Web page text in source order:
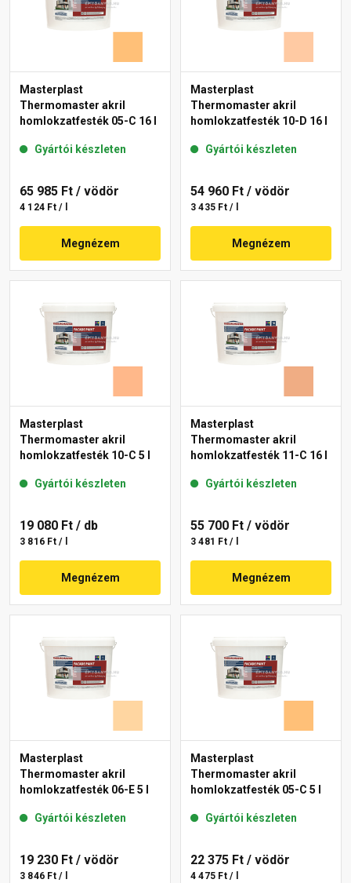
Masterplast
Thermomaster akril
homlokzatfesték 05-C 16 l
Gyártói készleten
65 985 Ft / vödör
4 124 Ft / l
Megnézem
Masterplast
Thermomaster akril
homlokzatfesték 10-D 16 l
Gyártói készleten
54 960 Ft / vödör
3 435 Ft / l
Megnézem
Masterplast
Thermomaster akril
homlokzatfesték 10-C 5 l
Gyártói készleten
19 080 Ft / db
3 816 Ft / l
Megnézem
Masterplast
Thermomaster akril
homlokzatfesték 11-C 16 l
Gyártói készleten
55 700 Ft / vödör
3 481 Ft / l
Megnézem
Masterplast
Thermomaster akril
homlokzatfesték 06-E 5 l
Gyártói készleten
19 230 Ft / vödör
3 846 Ft / l
Masterplast
Thermomaster akril
homlokzatfesték 05-C 5 l
Gyártói készleten
22 375 Ft / vödör
4 475 Ft / l